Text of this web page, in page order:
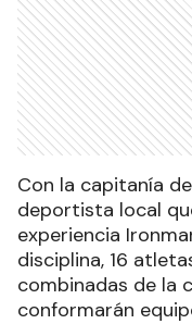
Con la capitanía
deportista local
experiencia
disciplina, 16
combinadas de la
conformarán